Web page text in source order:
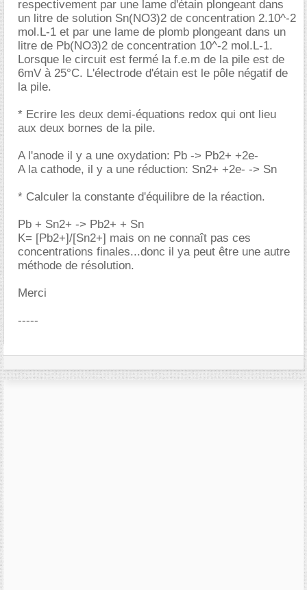
respectivement par une lame d'étain plongeant dans
un litre de solution Sn(NO3)2 de concentration 2.10^-2
mol.L-1 et par une lame de plomb plongeant dans un
litre de Pb(NO3)2 de concentration 10^-2 mol.L-1.
Lorsque le circuit est fermé la f.e.m de la pile est de
6mV à 25°C. L'électrode d'étain est le pôle négatif de
la pile.
* Ecrire les deux demi-équations redox qui ont lieu
aux deux bornes de la pile.
A l'anode il y a une oxydation: Pb -> Pb2+ +2e-
A la cathode, il y a une réduction: Sn2+ +2e- -> Sn
* Calculer la constante d'équilibre de la réaction.
Pb + Sn2+ -> Pb2+ + Sn
K= [Pb2+]/[Sn2+] mais on ne connaît pas ces
concentrations finales...donc il ya peut être une autre
méthode de résolution.
Merci
-----